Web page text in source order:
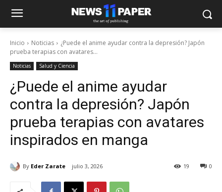
Inicio Noticias
¿Puede el anime ayudar contra la depresión? Japón
prueba terapias con avatares...
Noticias Salud y Ciencia
¿Puede el anime ayudar
contra la depresión? Japón
prueba terapias con avatares
inspirados en manga
By Eder Zarate julio 3, 2026 0
19